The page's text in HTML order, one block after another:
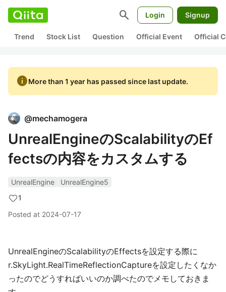
search Login Signup
Trend Stock List Question Official Event Official
infoMore than 1 year has passed since last update.
@mechamogera
UnrealEngineのScalabilityのEf
fectsの内容をカスタムする
UnrealEngine
UnrealEngine5
1
Posted at 2024-07-17
UnrealEngineのScalabilityのEffectsを設定する際に
r.SkyLight.RealTimeReflectionCaptureを設定したくなか
ったのでどうすればいいのか調べたのでメモしておきま